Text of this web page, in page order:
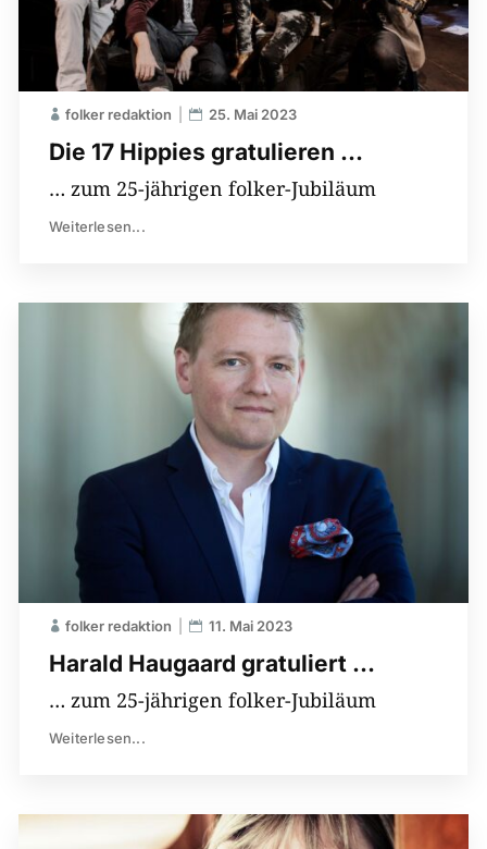
Die 17 Hippies gratulieren …
folker redaktion 25. Mai 2023
… zum 25-jährigen folker-Jubiläum
Weiterlesen...
Harald Haugaard gratuliert …
folker redaktion 11. Mai 2023
… zum 25-jährigen folker-Jubiläum
Weiterlesen...